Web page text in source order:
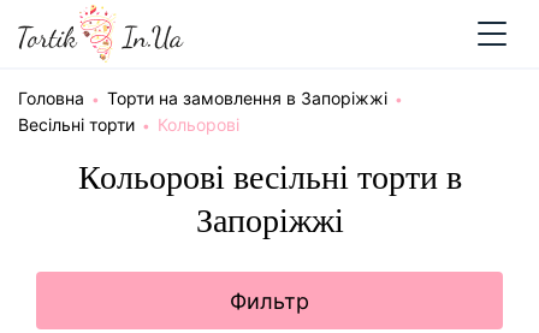
Головна
Торти на замовлення в Запоріжжі
Весільні торти
Кольорові
Кольорові весільні торти в
Запоріжжі
Фильтр